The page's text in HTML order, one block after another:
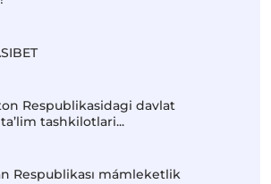
Respublikasidagi davlat
tashkilotlari...
Respublikası mámleketlik